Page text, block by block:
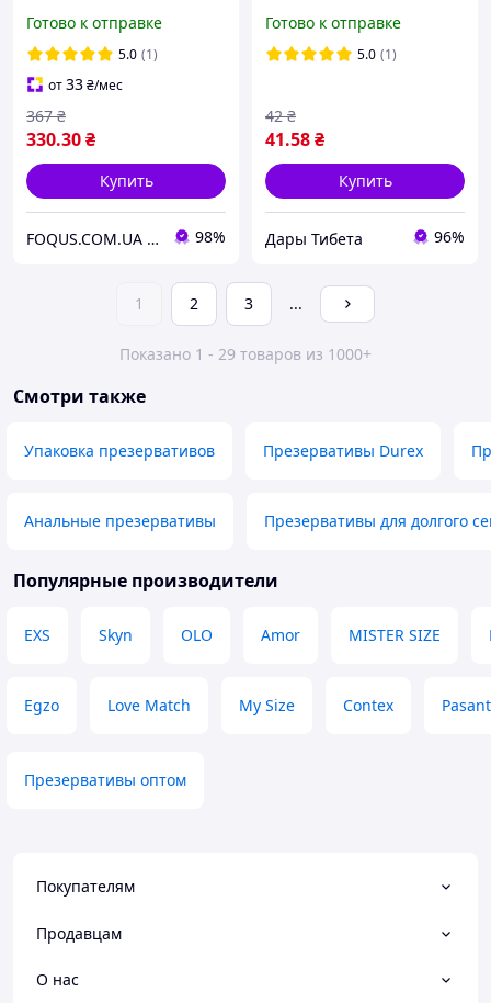
стимулирующие
(зиппакет)
Готово к отправке
5.0 (1)
от33₴/мес
330.30₴
367 ₴
Купить
FOQUS.COM.UA ● Интернет магазин Фокус 98%
Готово к отправке
5.0 (1)
41.58₴
42 ₴
Купить
Дары Тибета 96%
1 2 3 ...
Показано 1 - 29 товаров из 1000+
Смотри также
Упаковка презервативов Презервативы Durex
Анальные презервативы Презервативы для долгого
Популярные производители
EXS Skyn OLO Amor MISTER SIZE
Egzo Love Match My Size Contex
Презервативы оптом
Покупателям
Продавцам
О нас